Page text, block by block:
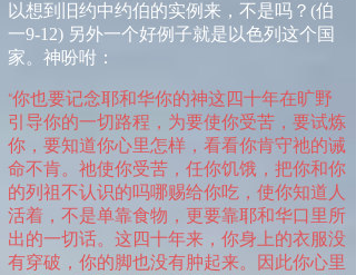
以想到旧约中约伯的实例来，不是吗？ (伯
一9-12) 另外一个好例子就是以色列这个国
家。神吩咐：
“你也要记念耶和华你的神这四十年在旷野
引导你的一切路程，为要使你受苦，要试炼
你，要知道你心里怎样，看看你肯守祂的诫
命不肯。祂使你受苦，任你饥饿，把你和你
的列祖不认识的吗哪赐给你吃，使你知道人
活着，不是单靠食物，更要靠耶和华口里所
出的一切话。这四十年来，你身上的衣服没
有穿破，你的脚也没有肿起来。因此你心里